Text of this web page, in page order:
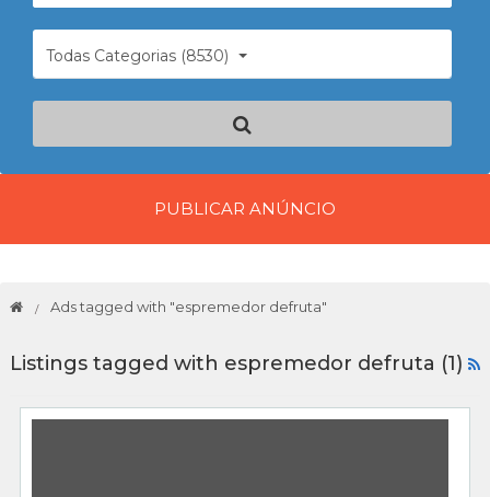
Todas Categorias (8530)
PUBLICAR ANÚNCIO
Ads tagged with "espremedor defruta"
Listings tagged with espremedor defruta (1)